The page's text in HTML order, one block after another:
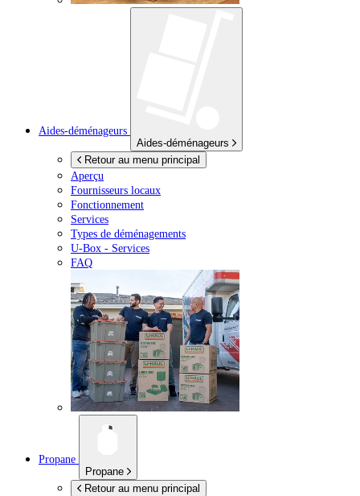
Aides-déménageurs
Aides-déménageurs
Retour au menu principal
Aperçu
Fournisseurs locaux
Fonctionnement
Services
Types de déménagements
U-Box - Services
FAQ
Propane
Propane
Retour au menu principal